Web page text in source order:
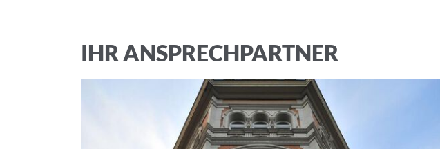
IHR ANSPRECHPARTNER